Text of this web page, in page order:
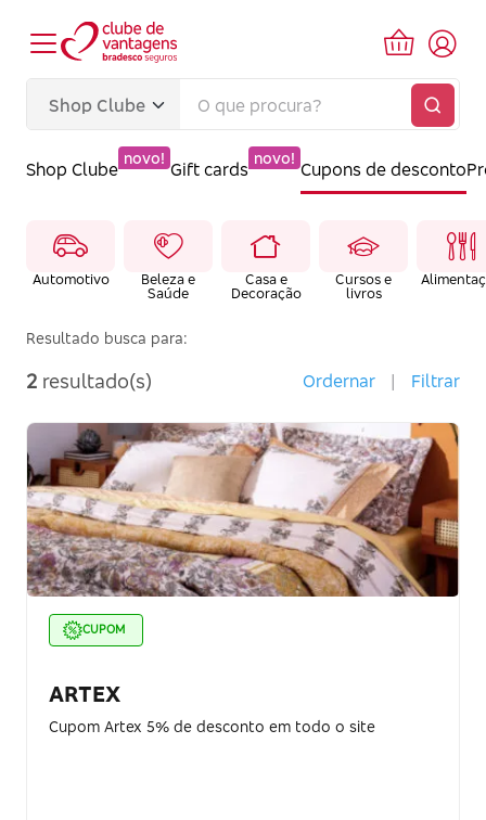
Shop Clube
novo!
Gift cards
novo!
Cupons de desconto
Automotivo
Beleza e
Saúde
Casa e
Decoração
Cursos e
livros
Resultado busca para:
2 resultado(s) Ordernar | Filtrar
CUPOM
ARTEX
Cupom Artex 5% de desconto em todo o site